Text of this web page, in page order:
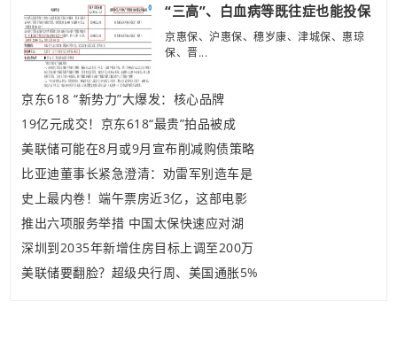
“三高”、白血病等既往症也能投保
京惠保、沪惠保、穗岁康、津城保、惠琼
保、晋...
京东618 “新势力”大爆发：核心品牌
19亿元成交！京东618“最贵”拍品被成
美联储可能在8月或9月宣布削减购债策略
比亚迪董事长紧急澄清：劝雷军别造车是
史上最内卷！端午票房近3亿，这部电影
推出六项服务举措 中国太保快速应对湖
深圳到2035年新增住房目标上调至200万
美联储要翻脸？超级央行周、美国通胀5%